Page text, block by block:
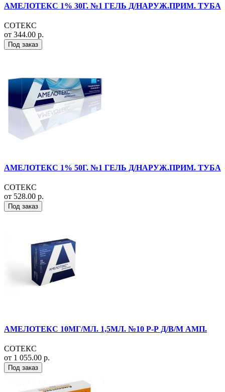
АМЕЛОТЕКС 1% 30Г. №1 ГЕЛЬ Д/НАРУЖ.ПРИМ. ТУБА
СОТЕКС
от 344.00 р.
Под заказ
АМЕЛОТЕКС 1% 50Г. №1 ГЕЛЬ Д/НАРУЖ.ПРИМ. ТУБА
СОТЕКС
от 528.00 р.
Под заказ
АМЕЛОТЕКС 10МГ/МЛ. 1,5МЛ. №10 Р-Р Д/В/М АМП.
СОТЕКС
от 1 055.00 р.
Под заказ